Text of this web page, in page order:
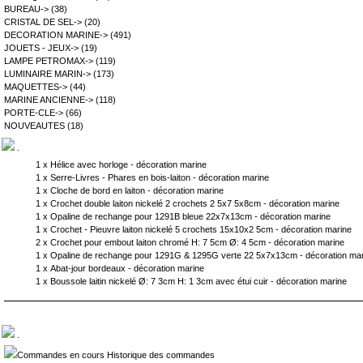
BUREAU-> (38)
CRISTAL DE SEL-> (20)
DECORATION MARINE-> (491)
JOUETS - JEUX-> (19)
LAMPE PETROMAX-> (119)
LUMINAIRE MARIN-> (173)
MAQUETTES-> (44)
MARINE ANCIENNE-> (118)
PORTE-CLE-> (66)
NOUVEAUTES (18)
1 x Hélice avec horloge - décoration marine
1 x Serre-Livres - Phares en bois-laiton - décoration marine
1 x Cloche de bord en laiton - décoration marine
1 x Crochet double laiton nickelé 2 crochets 2 5x7 5x8cm - décoration marine
1 x Opaline de rechange pour 1291B bleue 22x7x13cm - décoration marine
1 x Crochet - Pieuvre laiton nickelé 5 crochets 15x10x2 5cm - décoration marine
2 x Crochet pour embout laiton chromé H: 7 5cm Ø: 4 5cm - décoration marine
1 x Opaline de rechange pour 1291G & 1295G verte 22 5x7x13cm - décoration
1 x Abat-jour bordeaux - décoration marine
1 x Boussole laitin nickelé Ø: 7 3cm H: 1 3cm avec étui cuir - décoration marine
Commandes en cours Historique des commandes